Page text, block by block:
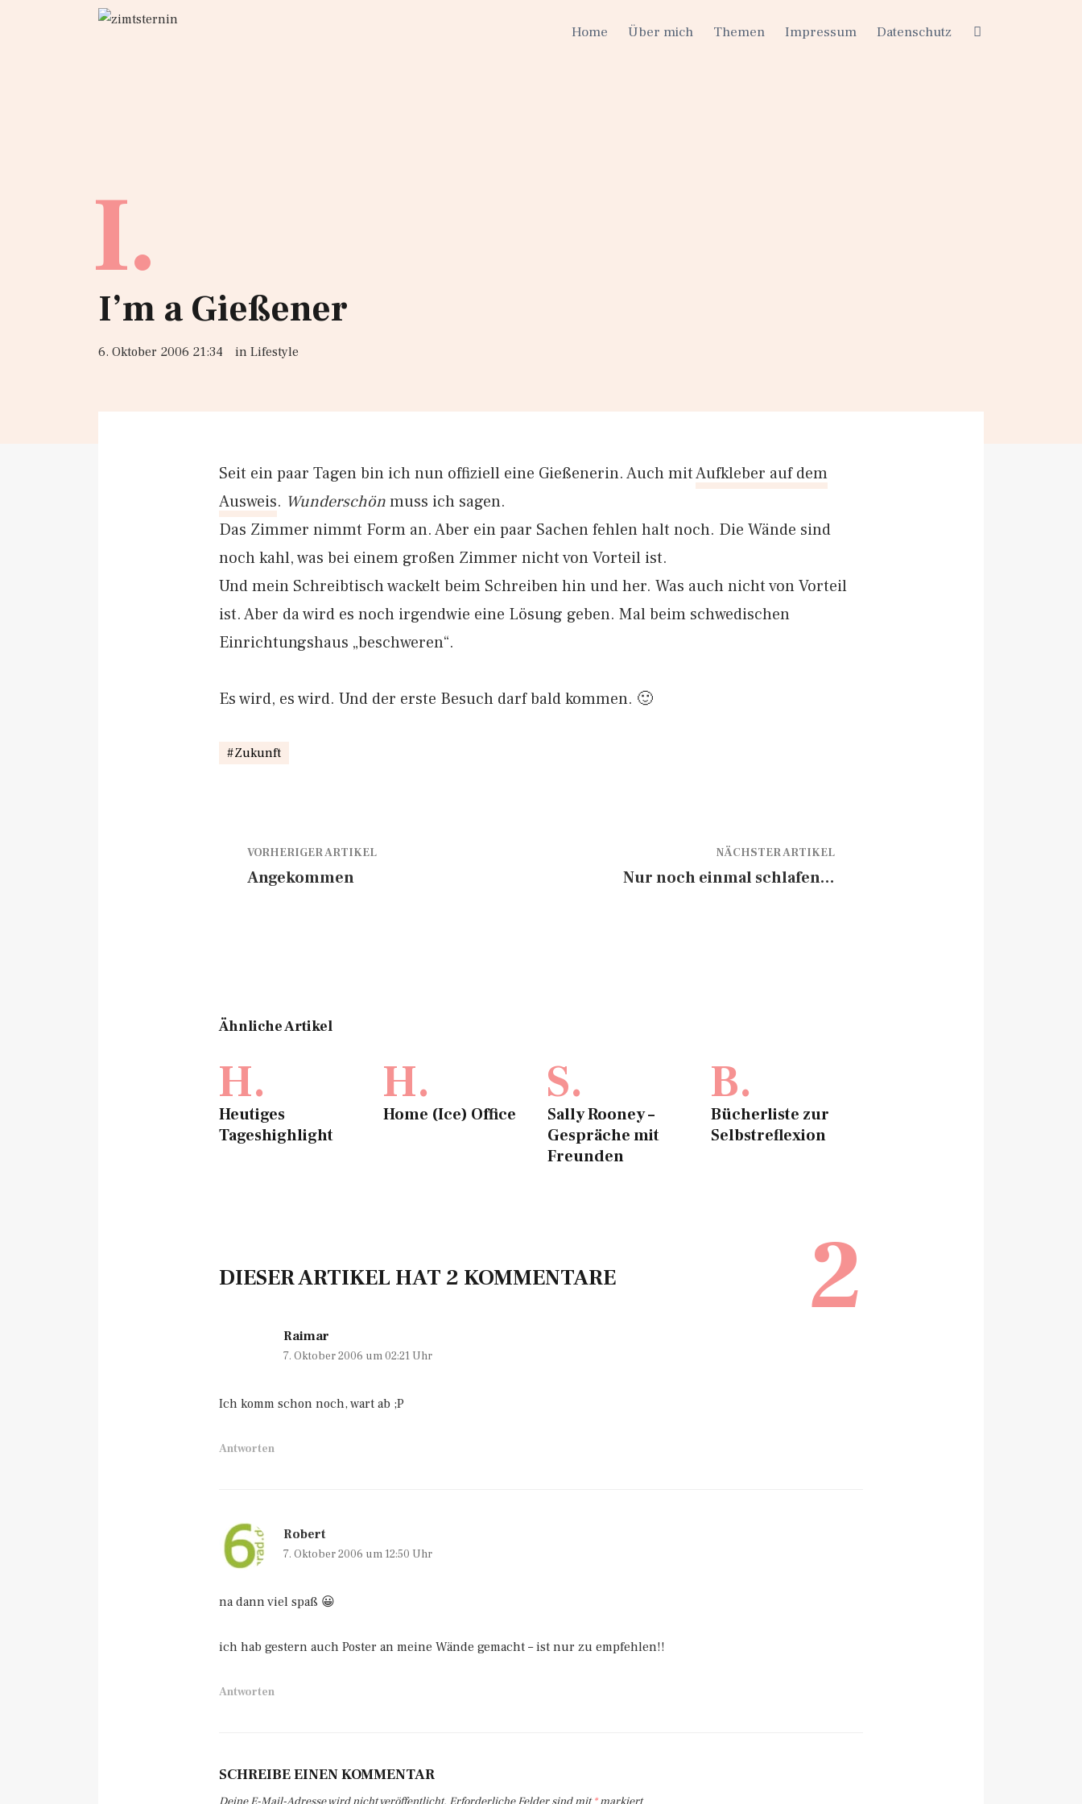
Home Über mich Themen Impressum Datenschutz
I.
I’m a Gießener
6. Oktober 2006 21:34 in Lifestyle
Seit ein paar Tagen bin ich nun offiziell eine Gießenerin. Auch mitAufkleber auf dem
Ausweis. Wunderschönmuss ich sagen.
Das Zimmer nimmt Form an. Aber ein paar Sachen fehlen halt noch. Die Wände sind
noch kahl, was bei einem großen Zimmer nicht von Vorteil ist.
Und mein Schreibtisch wackelt beim Schreiben hin und her. Was auch nicht von Vorteil
ist. Aber da wird es noch irgendwie eine Lösung geben. Mal beim schwedischen
Einrichtungshaus „beschweren“.
Es wird, es wird. Und der erste Besuch darf bald kommen. 🙂
Zukunft
VORHERIGER ARTIKEL
Angekommen
NÄCHSTER ARTIKEL
Nur noch einmal schlafen…
Ähnliche Artikel
H.
Heutiges
Tageshighlight
H.
Home (Ice) Office
S.
Sally Rooney –
Gespräche mit
Freunden
B.
Bücherliste zur
Selbstreflexion
DIESER ARTIKEL HAT 2 KOMMENTARE 2
Raimar
7. Oktober 2006 um 02:21 Uhr
Ich komm schon noch, wart ab ;P
Antworten
Robert
7. Oktober 2006 um 12:50 Uhr
na dann viel spaß 😀
ich hab gestern auch Poster an meine Wände gemacht – ist nur zu empfehlen!!
Antworten
SCHREIBE EINEN KOMMENTAR